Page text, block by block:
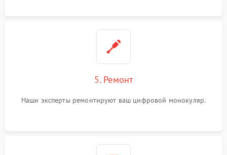
5. Ремонт
Наши эксперты ремонтируют ваш цифровой монокуляр.